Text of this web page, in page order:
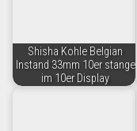
Shisha Kohle Belgian
Instand 33mm 10er stange
im 10er Display